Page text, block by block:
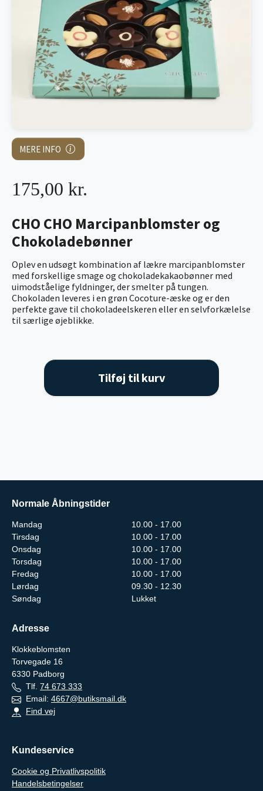
MERE INFO
CHO CHO Marcipanblomster og
Chokoladebønner
Oplev en udsøgt kombination af lækre marcipanblomster
med forskellige smage og chokoladekakaobønner med
uimodståelige fyldninger, der smelter på tungen.
Chokoladen leveres i en grøn Cocoture-æske og er den
perfekte gave til chokoladeelskeren eller en selvforkælelse
til særlige øjeblikke.
175,00 kr.
Tilføj til kurv
Normale Åbningstider
Mandag
10.00 - 17.00
Tirsdag
10.00 - 17.00
Onsdag
10.00 - 17.00
Torsdag
10.00 - 17.00
Fredag
10.00 - 17.00
Lørdag
09.30 - 12.30
Søndag
Lukket
Adresse
Klokkeblomsten
Torvegade 16
6330 Padborg
Tlf. 74 673 333
Email: 4667@butiksmail.dk
Find vej
Kundeservice
Cookie og Privatlivspolitik
Handelsbetingelser